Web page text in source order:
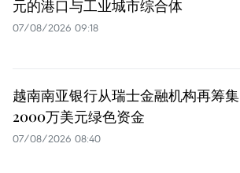
元的港口与工业城市综合体
07/08/2026 09:18
越南南亚银行从瑞士金融机构再筹集
2000万美元绿色资金
07/08/2026 08:40